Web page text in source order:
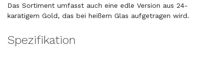
Das Sortiment umfasst auch eine edle Version aus 24-
karätigem Gold, das bei heißem Glas aufgetragen wird.
Spezifikation